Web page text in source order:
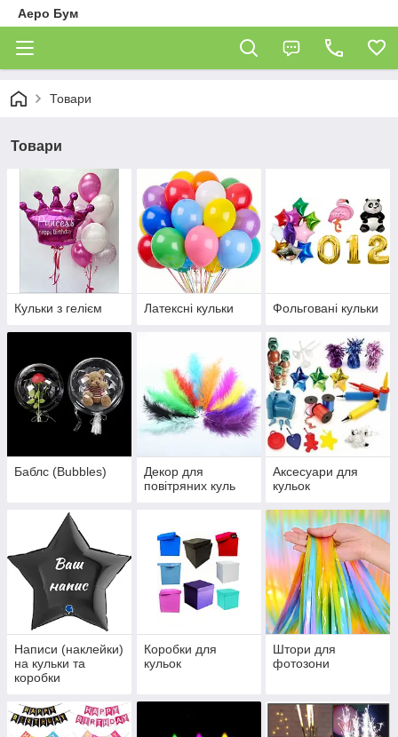
Аеро Бум
Товари
Товари
Кульки з гелієм Латексні кульки Фольговані кульки
Баблс (Bubbles)
Декор для
повітряних куль
Аксесуари для
кульок
Написи (наклейки)
на кульки та
коробки
Коробки для
кульок
Штори для
фотозони